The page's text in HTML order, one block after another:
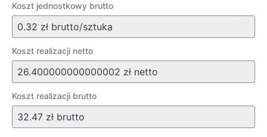
Koszt jednostkowy brutto
Koszt realizacji netto
Koszt realizacji brutto